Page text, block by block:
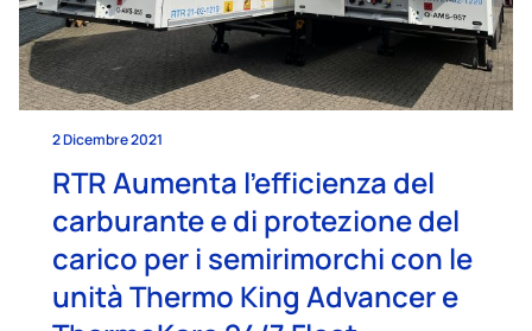
2 Dicembre 2021
RTR Aumenta l’efficienza del
carburante e di protezione del
carico per i semirimorchi con le
unità Thermo King Advancer e